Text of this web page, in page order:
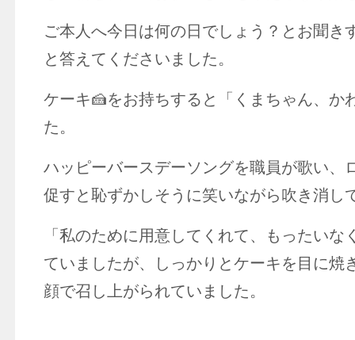
ご本人へ今日は何の日でしょう？とお聞き
と答えてくださいました。
ケーキ🍰をお持ちすると「くまちゃん、か
た。
ハッピーバースデーソングを職員が歌い、
促すと恥ずかしそうに笑いながら吹き消し
「私のために用意してくれて、もったい
ていましたが、しっかりとケーキを目に焼
顔で召し上がられていました。